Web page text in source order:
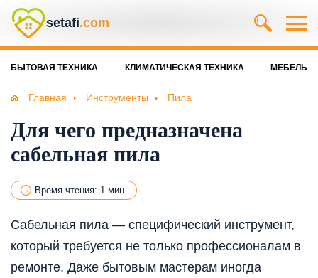
setafi.com
БЫТОВАЯ ТЕХНИКА КЛИМАТИЧЕСКАЯ ТЕХНИКА МЕБЕЛЬ
Главная Инструменты Пила
Для чего предназначена
сабельная пила
Время чтения: 1 мин.
Сабельная пила — специфический инструмент,
который требуется не только профессионалам в
ремонте. Даже бытовым мастерам иногда